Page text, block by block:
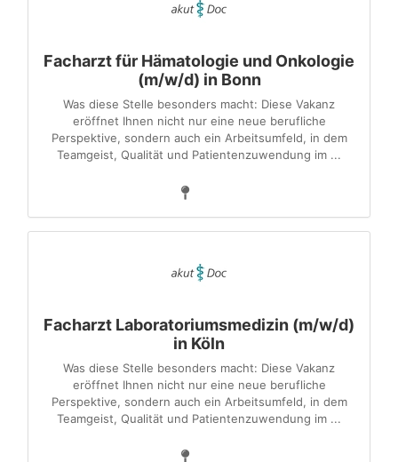
Facharzt für Hämatologie und Onkologie
(m/w/d) in Bonn
Was diese Stelle besonders macht: Diese Vakanz
eröffnet Ihnen nicht nur eine neue berufliche
Perspektive, sondern auch ein Arbeitsumfeld, in dem
Teamgeist, Qualität und Patientenzuwendung im ...
Facharzt Laboratoriumsmedizin (m/w/d)
in Köln
Was diese Stelle besonders macht: Diese Vakanz
eröffnet Ihnen nicht nur eine neue berufliche
Perspektive, sondern auch ein Arbeitsumfeld, in dem
Teamgeist, Qualität und Patientenzuwendung im ...